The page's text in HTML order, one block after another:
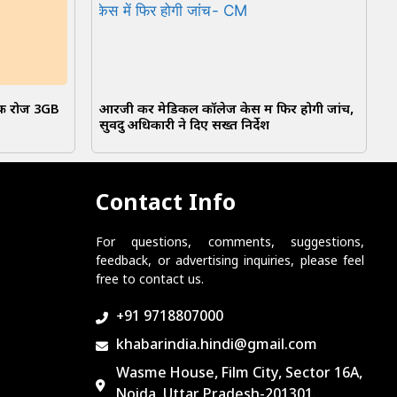
रोज 3GB
आरजी कर मेडिकल कॉलेज केस में फिर होगी जांच,
सुवेंदु अधिकारी ने दिए सख्त निर्देश
Contact Info
For questions, comments, suggestions,
feedback, or advertising inquiries, please feel
free to contact us.
+91 9718807000
khabarindia.hindi@gmail.com
Wasme House, Film City, Sector 16A,